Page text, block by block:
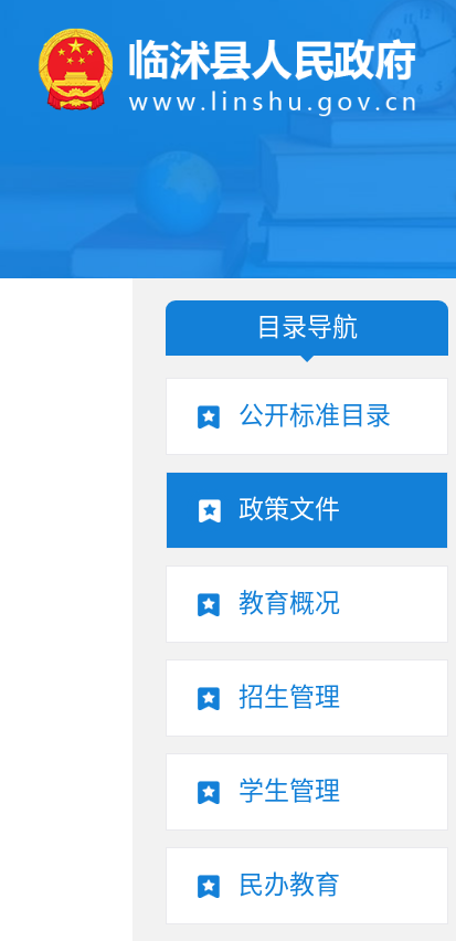
目录导航
公开标准目录
政策文件
教育概况
招生管理
学生管理
民办教育